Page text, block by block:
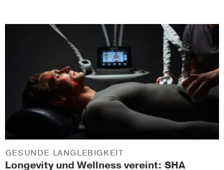
Longevity und Wellness vereint: SHA
GESUNDE LANGLEBIGKEIT